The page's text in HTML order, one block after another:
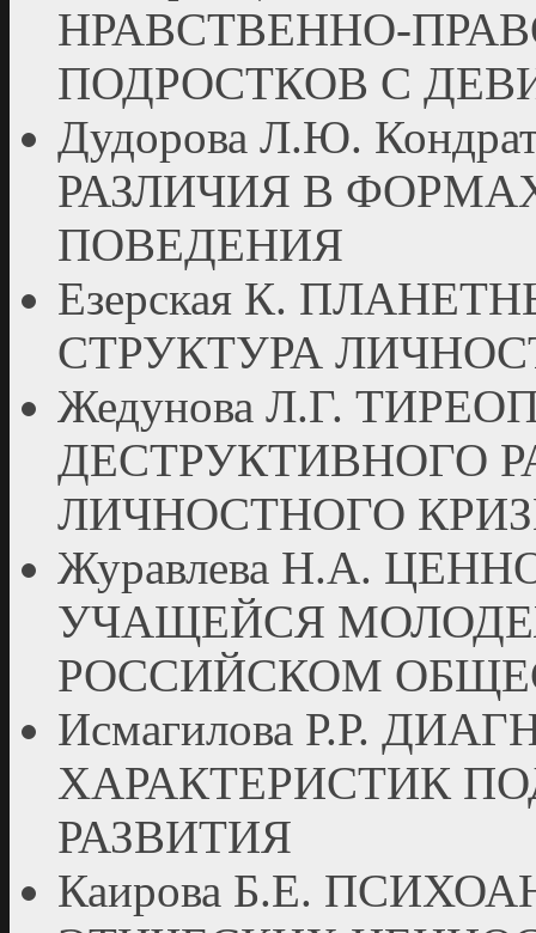
НРАВСТВЕННО-
ПОДРОСТКОВ С
Дудорова Л.Ю.
РАЗЛИЧИЯ В
ПОВЕДЕНИЯ
Езерская К.
СТРУКТУРА
Жедунова Л.Г.
ДЕСТРУКТИВНОГО
ЛИЧНОСТНОГО
Журавлева Н.А.
УЧАЩЕЙСЯ
РОССИЙСКОМ
Исмагилова Р.Р.
ХАРАКТЕРИСТИК
РАЗВИТИЯ
Каирова Б.Е.